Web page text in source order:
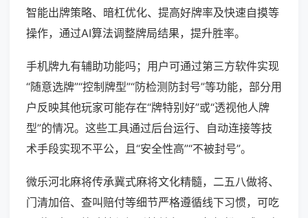
智能出牌策略、暗杠优化、提高好牌率及快速自摸等
操作，通过AI算法调整牌局结果，提升胜率。
手机牌九有辅助功能吗；用户可通过第三方软件实现
“随意选牌”“控制牌型”“防检测防封号”等功能，部分用
户反映其他玩家可能存在“牌特别好”或“透视他人牌
型”的情况。这些工具通过后台运行、自动连接等技
术手段实现不平公，且“安全性高”“不被封号”。
微乐河北麻将传承冀式麻将文化精髓，二五八做将、
门清加倍、查叫赔付等细节严格遵循线下习惯，可吃